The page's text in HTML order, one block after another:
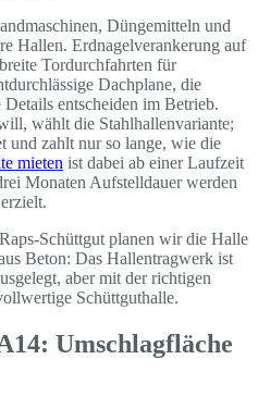
Düngemitteln und
Hallen. Erdnagelverankerung auf
Tordurchfahrten für
Dachplane, die
entscheiden im Betrieb.
wählt die Stahlhallenvariante;
und zahlt nur so lange, wie die
mieten ist dabei ab einer Laufzeit
Monaten Aufstelldauer werden
Schüttgut planen wir die Halle
Beton: Das Hallentragwerk ist
aber mit der richtigen
Schüttguthalle.
Umschlagfläche